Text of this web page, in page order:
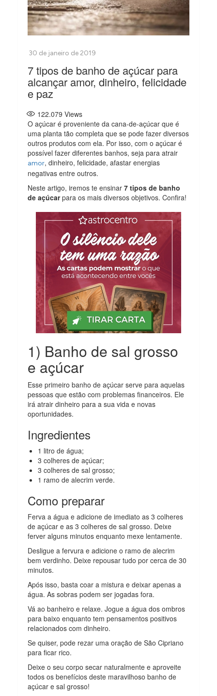
7 tipos de banho de açúcar para
alcançar amor, dinheiro, felicidade
e paz
122.079 Views
O açúcar é proveniente da cana-de-açúcar que é
uma planta tão completa que se pode fazer diversos
outros produtos com ela. Por isso, com o açúcar é
possível fazer diferentes banhos, seja para atrair
amor, dinheiro, felicidade, afastar energias
negativas entre outros.
Neste artigo, iremos te ensinar7 tipos de banho
de açúcarpara os mais diversos objetivos. Confira!
1) Banho de sal grosso
e açúcar
Esse primeiro banho de açúcar serve para aquelas
pessoas que estão com problemas financeiros. Ele
irá atrair dinheiro para a sua vida e novas
oportunidades.
Ingredientes
1 litro de água;
3 colheres de açúcar;
3 colheres de sal grosso;
1 ramo de alecrim verde.
Como preparar
Ferva a água e adicione de imediato as 3 colheres
de açúcar e as 3 colheres de sal grosso. Deixe
ferver alguns minutos enquanto mexe lentamente.
Desligue a fervura e adicione o ramo de alecrim
bem verdinho. Deixe repousar tudo por cerca de 30
minutos.
Após isso, basta coar a mistura e deixar apenas a
água. As sobras podem ser jogadas fora.
Vá ao banheiro e relaxe. Jogue a água dos ombros
para baixo enquanto tem pensamentos positivos
relacionados com dinheiro.
Se quiser, pode rezar uma oração de São Cipriano
para ficar rico.
Deixe o seu corpo secar naturalmente e aproveite
todos os benefícios deste maravilhoso banho de
açúcar e sal grosso!